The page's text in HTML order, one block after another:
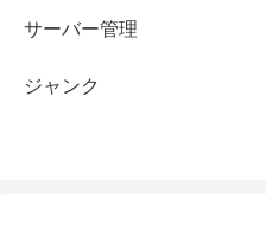
サーバー管理
ジャンク